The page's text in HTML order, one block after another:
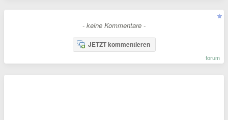
- keine Kommentare -
JETZT kommentieren
forum